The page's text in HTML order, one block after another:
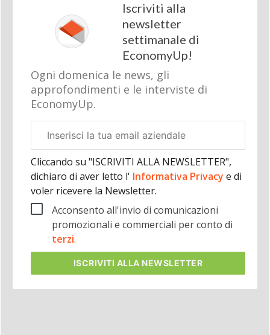
Iscriviti alla
newsletter
settimanale di
EconomyUp!
Ogni domenica le news, gli
approfondimenti e le interviste di
EconomyUp.
aziendale
Cliccando su "ISCRIVITI ALLA NEWSLETTER",
dichiaro di aver letto l' Informativa Privacy e di
voler ricevere la Newsletter.
Acconsento all'invio di comunicazioni
promozionali e commerciali per conto di
terzi.
ISCRIVITI ALLA NEWSLETTER